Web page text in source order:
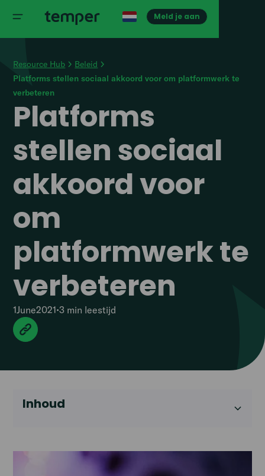
Meld je aan
Resource Hub
Beleid
Platforms stellen sociaal akkoord voor om platformwerk te
verbeteren
Platforms
stellen sociaal
akkoord voor
om
platformwerk te
verbeteren
1June2021•3 min leestijd
Inhoud